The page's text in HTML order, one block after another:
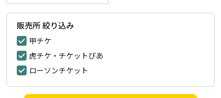
販売所 絞り込み
甲チケ
虎チケ・チケットぴあ
ローソンチケット